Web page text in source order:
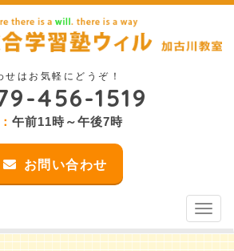
せはお気軽にどうぞ！
456-1519
午前11時～午後7時
お問い合わせ